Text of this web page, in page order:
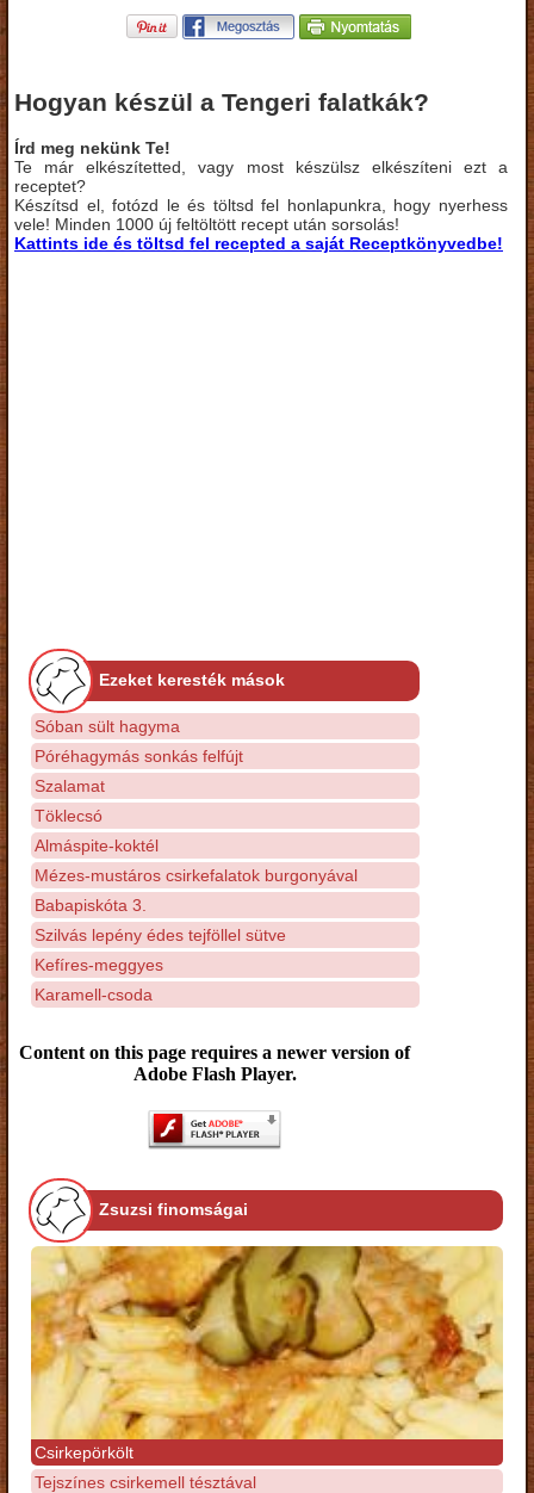
Hogyan készül a Tengeri falatkák?
Írd meg nekünk Te!
Te már elkészítetted, vagy most készülsz elkészíteni ezt a
receptet?
Készítsd el, fotózd le és töltsd fel honlapunkra, hogy nyerhess
vele! Minden 1000 új feltöltött recept után sorsolás!
Kattints ide és töltsd fel recepted a saját Receptkönyvedbe!
Ezeket keresték mások
Sóban sült hagyma
Póréhagymás sonkás felfújt
Szalamat
Töklecsó
Almáspite-koktél
Mézes-mustáros csirkefalatok burgonyával
Babapiskóta 3.
Szilvás lepény édes tejföllel sütve
Kefíres-meggyes
Karamell-csoda
Content on this page requires a newer version of
Adobe Flash Player.
Zsuzsi finomságai
Csirkepörkölt
Tejszínes csirkemell tésztával